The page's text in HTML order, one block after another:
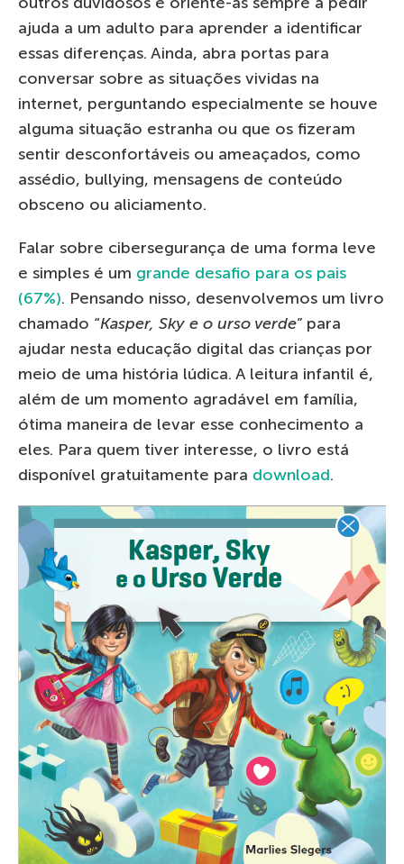
ajuda a um adulto para aprender a identificar
essas diferenças. Ainda, abra portas para
conversar sobre as situações vividas na
internet, perguntando especialmente se houve
alguma situação estranha ou que os fizeram
sentir desconfortáveis ​​ou ameaçados, como
assédio, bullying, mensagens de conteúdo
obsceno ou aliciamento.
Falar sobre cibersegurança de uma forma leve
e simples é um grande desafio para os pais
(67%). Pensando nisso, desenvolvemos um livro
chamado “Kasper, Sky e o urso verde” para
ajudar nesta educação digital das crianças por
meio de uma história lúdica. A leitura infantil é,
além de um momento agradável em família,
ótima maneira de levar esse conhecimento a
eles. Para quem tiver interesse, o livro está
disponível gratuitamente para download.